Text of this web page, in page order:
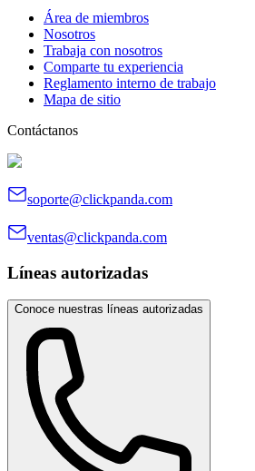
Área de miembros
Nosotros
Trabaja con nosotros
Comparte tu experiencia
Reglamento interno de trabajo
Mapa de sitio
Contáctanos
soporte@clickpanda.com
ventas@clickpanda.com
Líneas autorizadas
Conoce nuestras líneas autorizadas